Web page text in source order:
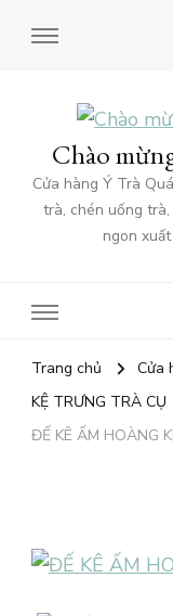
Chào
Cửa hàng Ý Trà
trà, chén uống
ngon
Trang chủ Cửa
KỆ TRƯNG TRÀ CỤ
ĐẾ KÊ ẤM HOÀNG